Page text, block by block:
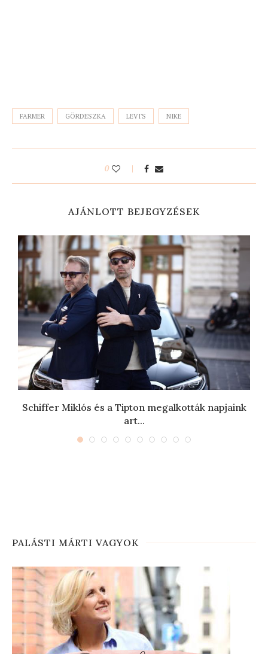
FARMER GÖRDESZKA LEVI'S NIKE
0
AJÁNLOTT BEJEGYZÉSEK
Schiffer Miklós és a Tipton megalkották napjaink
art...
PALÁSTI MÁRTI VAGYOK